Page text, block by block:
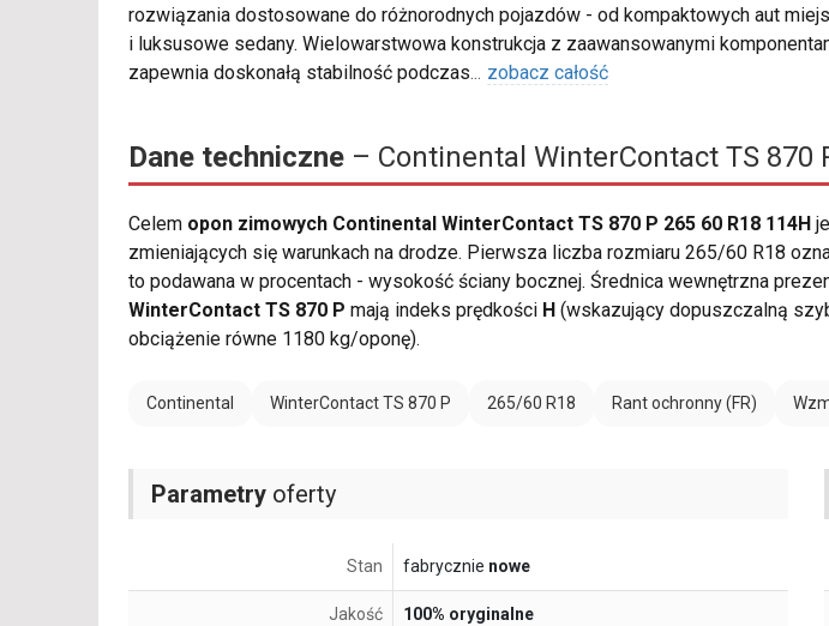
rozwiązania dostosowane do różnorodnych pojazdów - od kompaktowych aut
i luksusowe sedany. Wielowarstwowa konstrukcja z zaawansowanymi
zapewnia doskonałą stabilność podczas... zobacz całość
Dane techniczne – Continental WinterContact TS 870
Celem opon zimowych Continental WinterContact TS 870 P 265 60 R18 114H
zmieniających się warunkach na drodze. Pierwsza liczba rozmiaru 265/60 R18
to podawana w procentach - wysokość ściany bocznej. Średnica wewnętrzna
WinterContact TS 870 P mają indeks prędkości H (wskazujący dopuszczalną
obciążenie równe 1180 kg/oponę).
Continental WinterContact TS 870 P 265/60 R18 Rant ochronny (FR)
Parametry oferty
Stan fabrycznie nowe
Jakość 100% oryginalne